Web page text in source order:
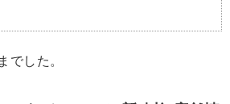
でした。